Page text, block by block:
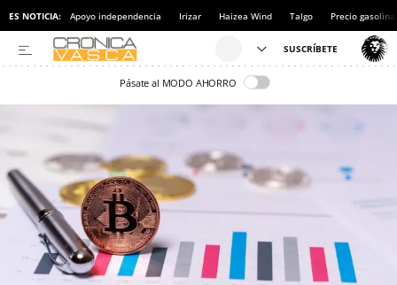
ES NOTICIA: Apoyo independencia Irizar Haizea Wind Talgo Precio gasolina
Pásate al MODO AHORRO